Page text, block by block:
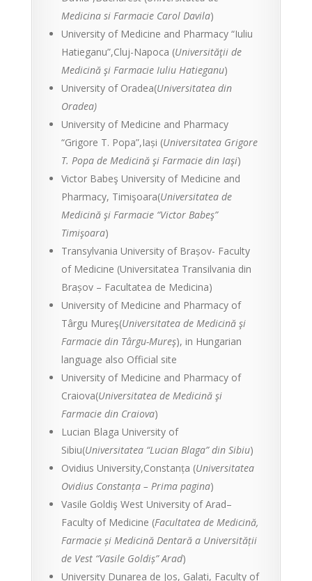
Medicina si Farmacie Carol Davila)
University of Medicine and Pharmacy “Iuliu
Hatieganu”,Cluj-Napoca (Universităţii de
Medicină şi Farmacie Iuliu Hatieganu)
University of Oradea(Universitatea din
Oradea)
University of Medicine and Pharmacy
“Grigore T. Popa”,Iași (Universitatea Grigore
T. Popa de Medicină şi Farmacie din Iaşi)
Victor Babeş University of Medicine and
Pharmacy, Timişoara(Universitatea de
Medicină şi Farmacie “Victor Babeş”
Timişoara)
Transylvania University of Brașov- Faculty
of Medicine (Universitatea Transilvania din
Brașov – Facultatea de Medicina)
University of Medicine and Pharmacy of
Târgu Mureş(Universitatea de Medicină şi
Farmacie din Târgu-Mureş), in Hungarian
language also Official site
University of Medicine and Pharmacy of
Craiova(Universitatea de Medicină şi
Farmacie din Craiova)
Lucian Blaga University of
Sibiu(Universitatea “Lucian Blaga” din Sibiu)
Ovidius University,Constanța (Universitatea
Ovidius Constanța – Prima pagina)
Vasile Goldiş West University of Arad–
Faculty of Medicine (Facultatea de Medicină,
Farmacie și Medicină Dentară a Universității
de Vest “Vasile Goldiș” Arad)
University Dunarea de Jos, Galati, Faculty of